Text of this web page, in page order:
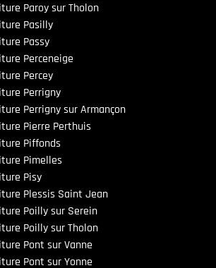
Paroy sur Tholon
Pasilly
Passy
Perceneige
Percey
Perrigny
Perrigny sur Armançon
Pierre Perthuis
Piffonds
Pimelles
Pisy
Plessis Saint Jean
Poilly sur Serein
Poilly sur Tholon
Pont sur Vanne
Pont sur Yonne